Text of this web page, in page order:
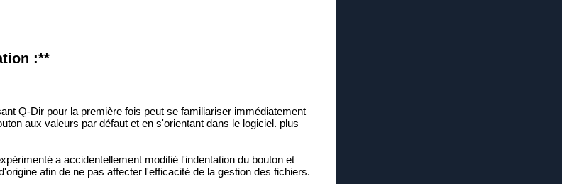
:**
Q-Dir pour la première fois peut se familiariser immédiatement
aux valeurs par défaut et en s'orientant dans le logiciel. plus
a accidentellement modifié l'indentation du bouton et
afin de ne pas affecter l'efficacité de la gestion des fichiers.